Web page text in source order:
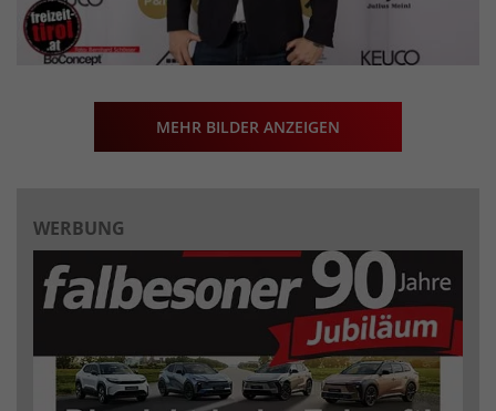
MEHR BILDER ANZEIGEN
WERBUNG